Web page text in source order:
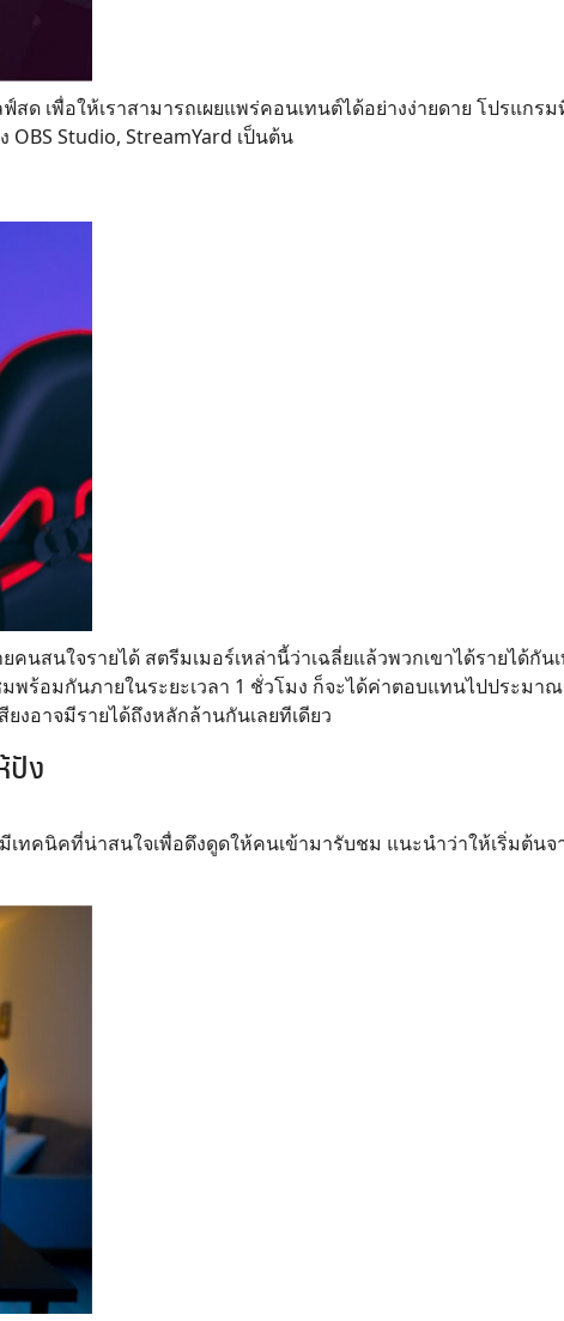
ด เพื่อให้เราสามารถเผยแพร่คอนเทนต์ได้อย่างง่ายดาย โปรแกร
Studio, StreamYard เป็นต้น
นสนใจรายได้ สตรีมเมอร์เหล่านี้ว่าเฉลี่ยแล้วพวกเขาได้รายได้กัน
ร้อมกันภายในระยะเวลา 1 ชั่วโมง ก็จะได้ค่าตอบแทนไปประมาณ
งอาจมีรายได้ถึงหลักล้านกันเลยทีเดียว
ปัง
เทคนิคที่น่าสนใจเพื่อดึงดูดให้คนเข้ามารับชม แนะนำว่าให้เริ่มต้น